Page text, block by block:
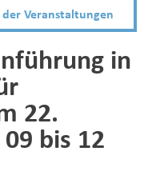
Veranstaltungen
in
22.
bis 12